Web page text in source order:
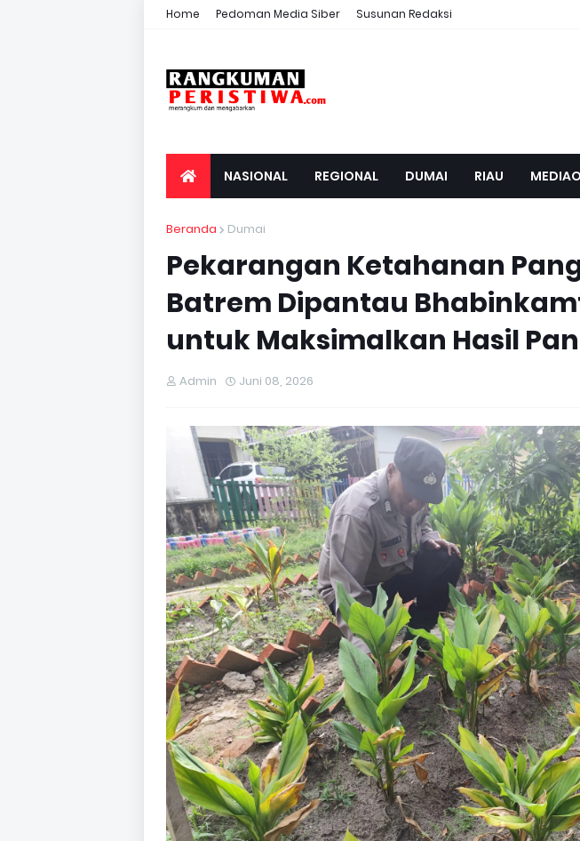
Home Pedoman Media Siber Susunan Redaksi
NASIONAL REGIONAL DUMAI RIAU
Beranda Dumai
Pekarangan Ketahanan
Batrem Dipantau
untuk Maksimalkan Hasil
Admin Juni 08, 2026